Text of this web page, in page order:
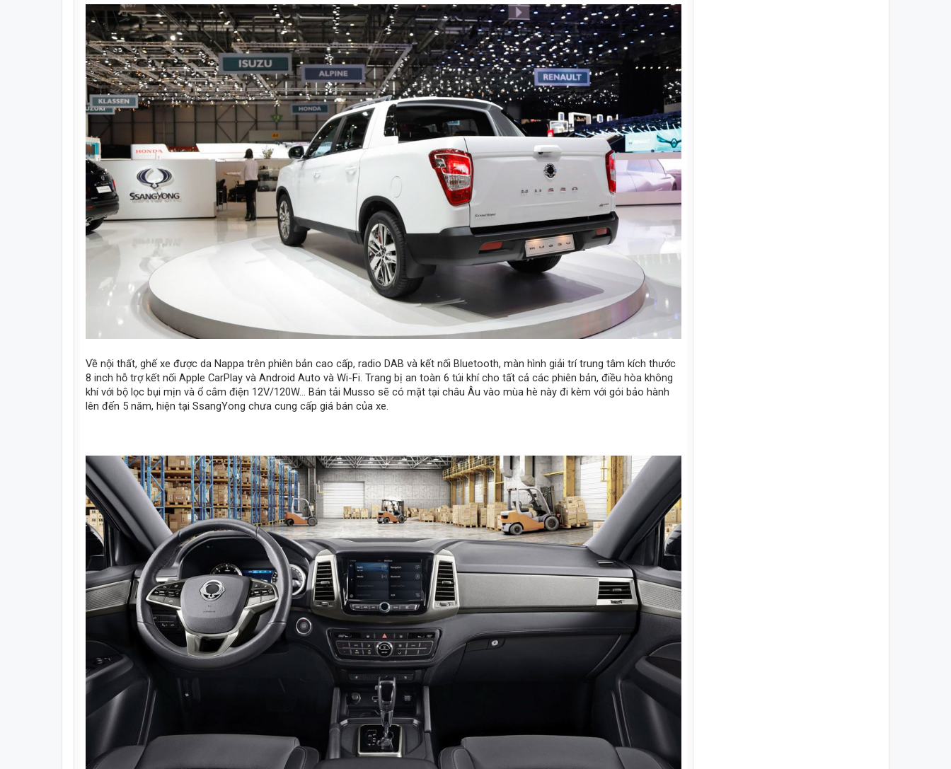
Về nội thất, ghế xe được da Nappa trên phiên bản cao cấp, radio DAB và kết nối Bluetooth, màn hình giải trí trung tâm kích thước
8 inch hỗ trợ kết nối Apple CarPlay và Android Auto và Wi-Fi. Trang bị an toàn 6 túi khí cho tất cả các phiên bản, điều hòa không
khí với bộ lọc bụi mịn và ổ cắm điện 12V/120W... Bán tải Musso sẽ có mặt tại châu Âu vào mùa hè này đi kèm với gói bảo hành
lên đến 5 năm, hiện tại SsangYong chưa cung cấp giá bán của xe.